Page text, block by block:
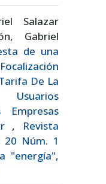
Salazar
Gabriel
de una
De La
Empresas
, Revista
20 Núm. 1
"energía",